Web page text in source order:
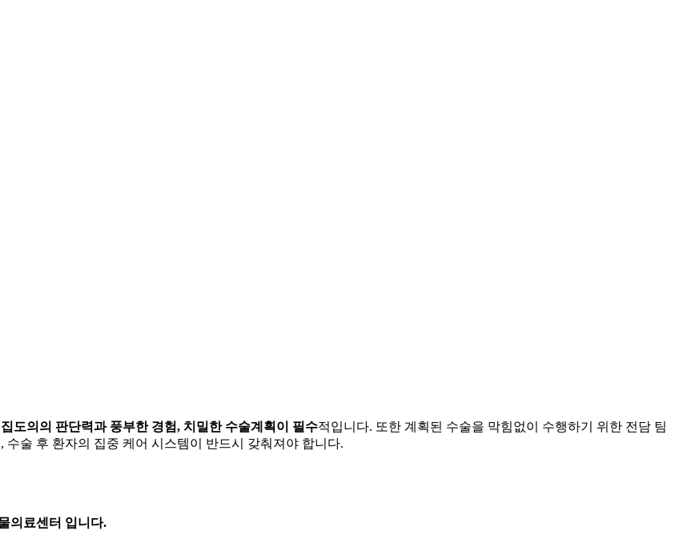
집도의의 판단력과 풍부한 경험, 치밀한 수술계획이 필수적입니다. 또한 계획된 수술을 막힘없이 수행하기 위한 전담 팀
술 후 환자의 집중 케어 시스템이 반드시 갖춰져야 합니다.
의료센터 입니다.